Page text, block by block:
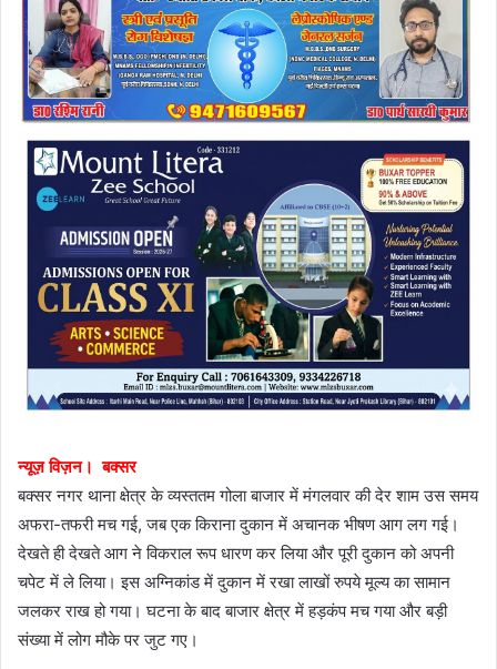
न्यूज़ विज़न। बक्सर
बक्सर नगर थाना क्षेत्र के व्यस्ततम गोला बाजार में मंगलवार की देर शाम उस समय
अफरा-तफरी मच गई, जब एक किराना दुकान में अचानक भीषण आग लग गई।
देखते ही देखते आग ने विकराल रूप धारण कर लिया और पूरी दुकान को अपनी
चपेट में ले लिया। इस अग्निकांड में दुकान में रखा लाखों रुपये मूल्य का सामान
जलकर राख हो गया। घटना के बाद बाजार क्षेत्र में हड़कंप मच गया और बड़ी
संख्या में लोग मौके पर जुट गए।